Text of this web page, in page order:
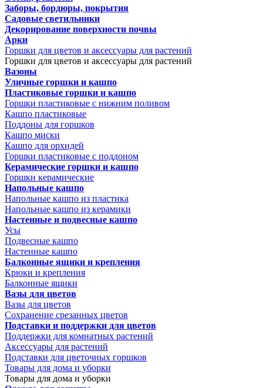
Заборы, бордюры, покрытия
Садовые светильники
Декорирование поверхности почвы
Арки
Горшки для цветов и аксессуары для растений
Горшки для цветов и аксессуары для растений
Вазоны
Уличные горшки и кашпо
Пластиковые горшки и кашпо
Горшки пластиковые с нижним поливом
Кашпо пластиковые
Поддоны для горшков
Кашпо миски
Кашпо для орхидей
Горшки пластиковые с поддоном
Керамические горшки и кашпо
Горшки керамические
Напольные кашпо
Напольные кашпо из пластика
Напольные кашпо из керамики
Настенные и подвесные кашпо
Усы
Подвесные кашпо
Настенные кашпо
Балконные ящики и крепления
Крюки и крепления
Балконные ящики
Вазы для цветов
Вазы для цветов
Сохранение срезанных цветов
Подставки и поддержки для цветов
Поддержки для комнатных растений
Аксессуары для растений
Подставки для цветочных горшков
Товары для дома и уборки
Товары для дома и уборки